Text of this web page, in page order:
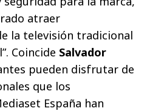
atraer
la televisión tradicional
Coincide Salvador
pueden disfrutar de
que los
España han